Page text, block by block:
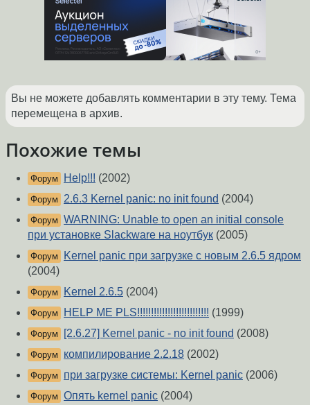
Вы не можете добавлять комментарии в эту тему. Тема
перемещена в архив.
Похожие темы
Форум Help!!! (2002)
Форум 2.6.3 Kernel panic: no init found (2004)
Форум WARNING: Unable to open an initial console
при установке Slackware на ноутбук (2005)
Форум
Kernel panic при загрузке с новым 2.6.5 ядром
(2004)
Форум Kernel 2.6.5 (2004)
Форум HELP ME PLS!!!!!!!!!!!!!!!!!!!!!!!!!! (1999)
Форум [2.6.27] Kernel panic - no init found (2008)
Форум компилирование 2.2.18 (2002)
Форум при загрузке системы: Kernel panic (2006)
Форум Опять kernel panic (2004)